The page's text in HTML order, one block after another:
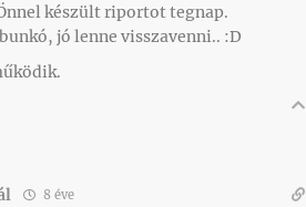
készült riportot tegnap.
jó lenne visszavenni.. :D
8 éve